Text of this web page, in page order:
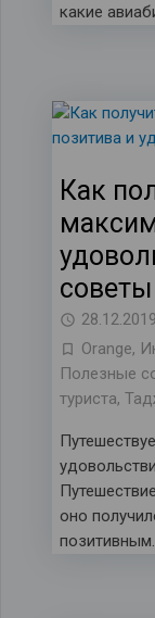
какие
Как
советы
28.12.2019
Orange,
Полезные
туриста,
оно